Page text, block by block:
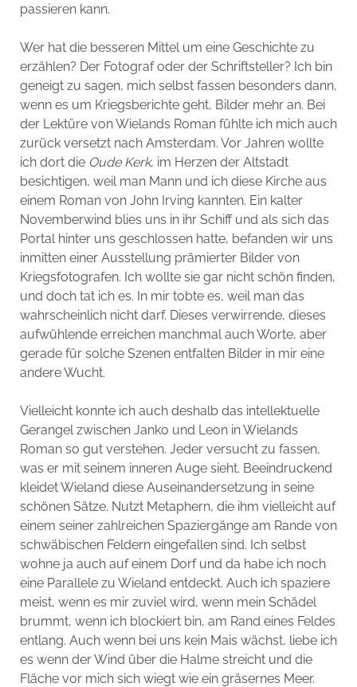
passieren kann.
Wer hat die besseren Mittel um eine Geschichte zu
erzählen? Der Fotograf oder der Schriftsteller? Ich bin
geneigt zu sagen, mich selbst fassen besonders dann,
wenn es um Kriegsberichte geht, Bilder mehr an. Bei
der Lektüre von Wielands Roman fühlte ich mich auch
zurück versetzt nach Amsterdam. Vor Jahren wollte
ich dort die Oude Kerk, im Herzen der Altstadt
besichtigen, weil man Mann und ich diese Kirche aus
einem Roman von John Irving kannten. Ein kalter
Novemberwind blies uns in ihr Schiff und als sich das
Portal hinter uns geschlossen hatte, befanden wir uns
inmitten einer Ausstellung prämierter Bilder von
Kriegsfotografen. Ich wollte sie gar nicht schön finden,
und doch tat ich es. In mir tobte es, weil man das
wahrscheinlich nicht darf. Dieses verwirrende, dieses
aufwühlende erreichen manchmal auch Worte, aber
gerade für solche Szenen entfalten Bilder in mir eine
andere Wucht.
Vielleicht konnte ich auch deshalb das intellektuelle
Gerangel zwischen Janko und Leon in Wielands
Roman so gut verstehen. Jeder versucht zu fassen,
was er mit seinem inneren Auge sieht. Beeindruckend
kleidet Wieland diese Auseinandersetzung in seine
schönen Sätze. Nutzt Metaphern, die ihm vielleicht auf
einem seiner zahlreichen Spaziergänge am Rande von
schwäbischen Feldern eingefallen sind. Ich selbst
wohne ja auch auf einem Dorf und da habe ich noch
eine Parallele zu Wieland entdeckt. Auch ich spaziere
meist, wenn es mir zuviel wird, wenn mein Schädel
brummt, wenn ich blockiert bin, am Rand eines Feldes
entlang. Auch wenn bei uns kein Mais wächst, liebe ich
es wenn der Wind über die Halme streicht und die
Fläche vor mich sich wiegt wie ein gräsernes Meer.